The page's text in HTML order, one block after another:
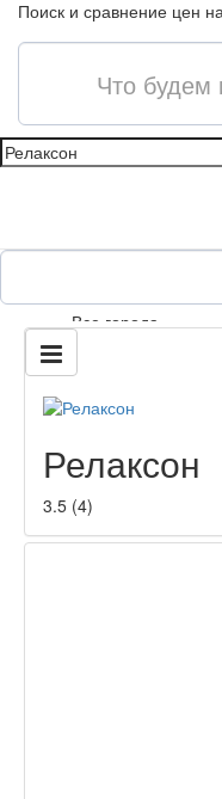
Поиск и сравнение цен
Все города
Релаксон
3.5 (4)